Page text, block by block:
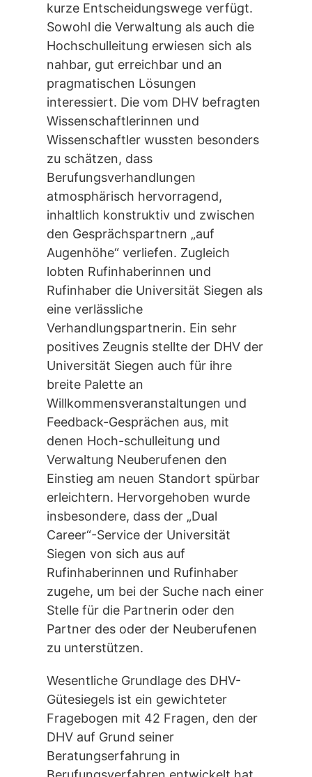
kurze Entscheidungswege verfügt.
Sowohl die Verwaltung als auch die
Hochschulleitung erwiesen sich als
nahbar, gut erreichbar und an
pragmatischen Lösungen
interessiert. Die vom DHV befragten
Wissenschaftlerinnen und
Wissenschaftler wussten besonders
zu schätzen, dass
Berufungsverhandlungen
atmosphärisch hervorragend,
inhaltlich konstruktiv und zwischen
den Gesprächspartnern „auf
Augenhöhe“ verliefen. Zugleich
lobten Rufinhaberinnen und
Rufinhaber die Universität Siegen als
eine verlässliche
Verhandlungspartnerin. Ein sehr
positives Zeugnis stellte der DHV der
Universität Siegen auch für ihre
breite Palette an
Willkommensveranstaltungen und
Feedback-Gesprächen aus, mit
denen Hoch-schulleitung und
Verwaltung Neuberufenen den
Einstieg am neuen Standort spürbar
erleichtern. Hervorgehoben wurde
insbesondere, dass der „Dual
Career“-Service der Universität
Siegen von sich aus auf
Rufinhaberinnen und Rufinhaber
zugehe, um bei der Suche nach einer
Stelle für die Partnerin oder den
Partner des oder der Neuberufenen
zu unterstützen.
Wesentliche Grundlage des DHV-
Gütesiegels ist ein gewichteter
Fragebogen mit 42 Fragen, den der
DHV auf Grund seiner
Beratungserfahrung in